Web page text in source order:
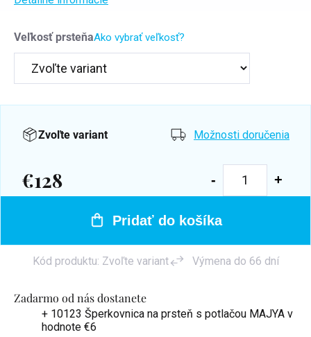
Veľkosť prsteňaAko vybrať veľkosť?
Zadarmo od nás dostanete
+ 10123 Šperkovnica na prsteň s potlačou MAJYA v
hodnote €6
Zvoľte variant Možnosti doručenia
€128
Jednotková
Pridať do košíka
Kód produktu: Zvoľte variant Výmena do 66 dní